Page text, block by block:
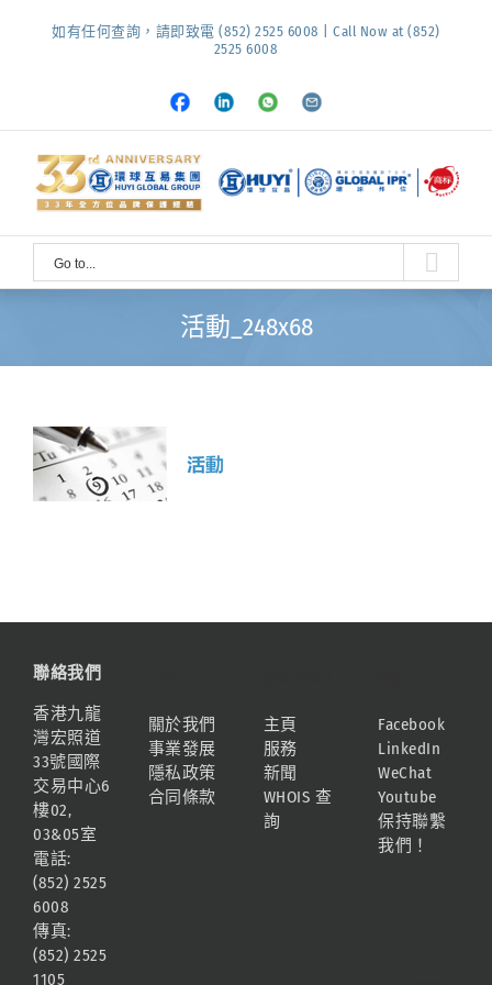
如有任何查詢，請即致電 (852) 2525 6008 | Call Now at (852)
2525 6008
Facebook
LinkedInWhatsapp
Email
Go to...
活動_248x68
聯絡我們
香港九龍
灣宏照道
33號國際
交易中心6
樓02,
03&05室
電話:
(852) 2525
6008
傳真:
(852) 2525
1105
關於我們
事業發展
隱私政策
合同條款
主頁
服務
新聞
WHOIS 查
詢
Facebook
LinkedIn
WeChat
Youtube
保持聯繫
我們！